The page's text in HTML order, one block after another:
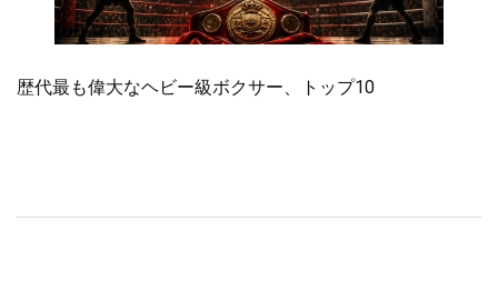
歴代最も偉大なヘビー級ボクサー、トップ10